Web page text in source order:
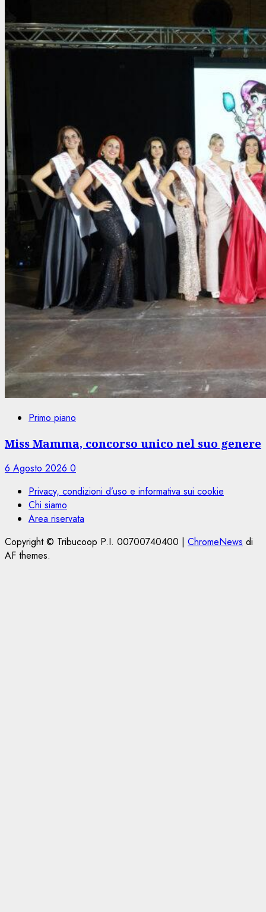
Primo piano
Miss Mamma, concorso unico nel suo genere
6 Agosto 2026 0
Privacy, condizioni d’uso e informativa sui cookie
Chi siamo
Area riservata
Copyright © Tribucoop P.I. 00700740400 | ChromeNews di
AF themes.